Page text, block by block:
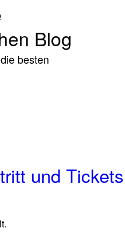
Blog
besten
und Tickets